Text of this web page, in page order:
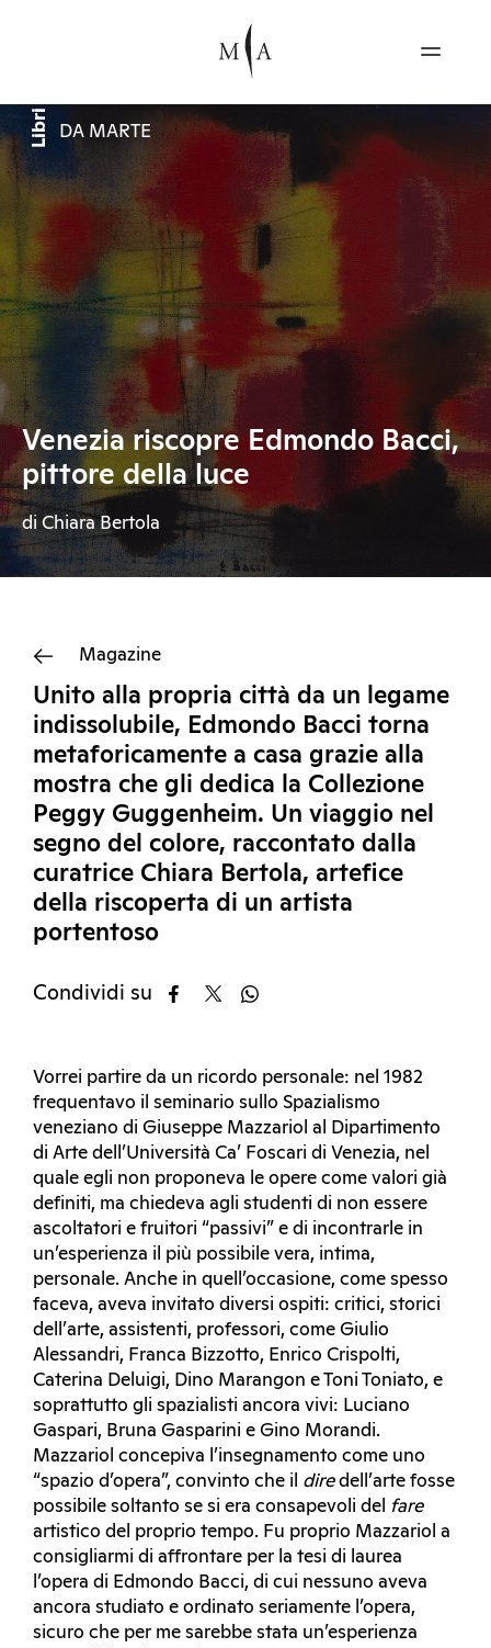
Libri DA MARTE
Venezia riscopre Edmondo Bacci,
pittore della luce
di Chiara Bertola
Magazine
Unito alla propria città da un legame
indissolubile, Edmondo Bacci torna
metaforicamente a casa grazie alla
mostra che gli dedica la Collezione
Peggy Guggenheim. Un viaggio nel
segno del colore, raccontato dalla
curatrice Chiara Bertola, artefice
della riscoperta di un artista
portentoso
Condividi su
Vorrei partire da un ricordo personale: nel 1982
frequentavo il seminario sullo Spazialismo
veneziano di Giuseppe Mazzariol al Dipartimento
di Arte dell’Università Ca’ Foscari di Venezia, nel
quale egli non proponeva le opere come valori già
definiti, ma chiedeva agli studenti di non essere
ascoltatori e fruitori “passivi” e di incontrarle in
un’esperienza il più possibile vera, intima,
personale. Anche in quell’occasione, come spesso
faceva, aveva invitato diversi ospiti: critici, storici
dell’arte, assistenti, professori, come Giulio
Alessandri, Franca Bizzotto, Enrico Crispolti,
Caterina Deluigi, Dino Marangon e Toni Toniato, e
soprattutto gli spazialisti ancora vivi: Luciano
Gaspari, Bruna Gasparini e Gino Morandi.
Mazzariol concepiva l’insegnamento come uno
“spazio d’opera”, convinto che il diredell’arte fosse
possibile soltanto se si era consapevoli del fare
artistico del proprio tempo. Fu proprio Mazzariol a
consigliarmi di affrontare per la tesi di laurea
l’opera di Edmondo Bacci, di cui nessuno aveva
ancora studiato e ordinato seriamente l’opera,
sicuro che per me sarebbe stata un’esperienza